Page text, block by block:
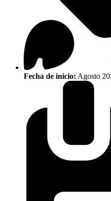
Fecha de inicio: Agosto